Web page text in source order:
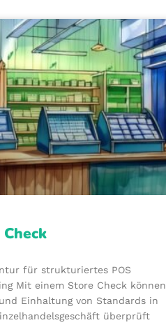
für strukturiertes POS
Mit einem Store Check können
Einhaltung von Standards in
überprüft